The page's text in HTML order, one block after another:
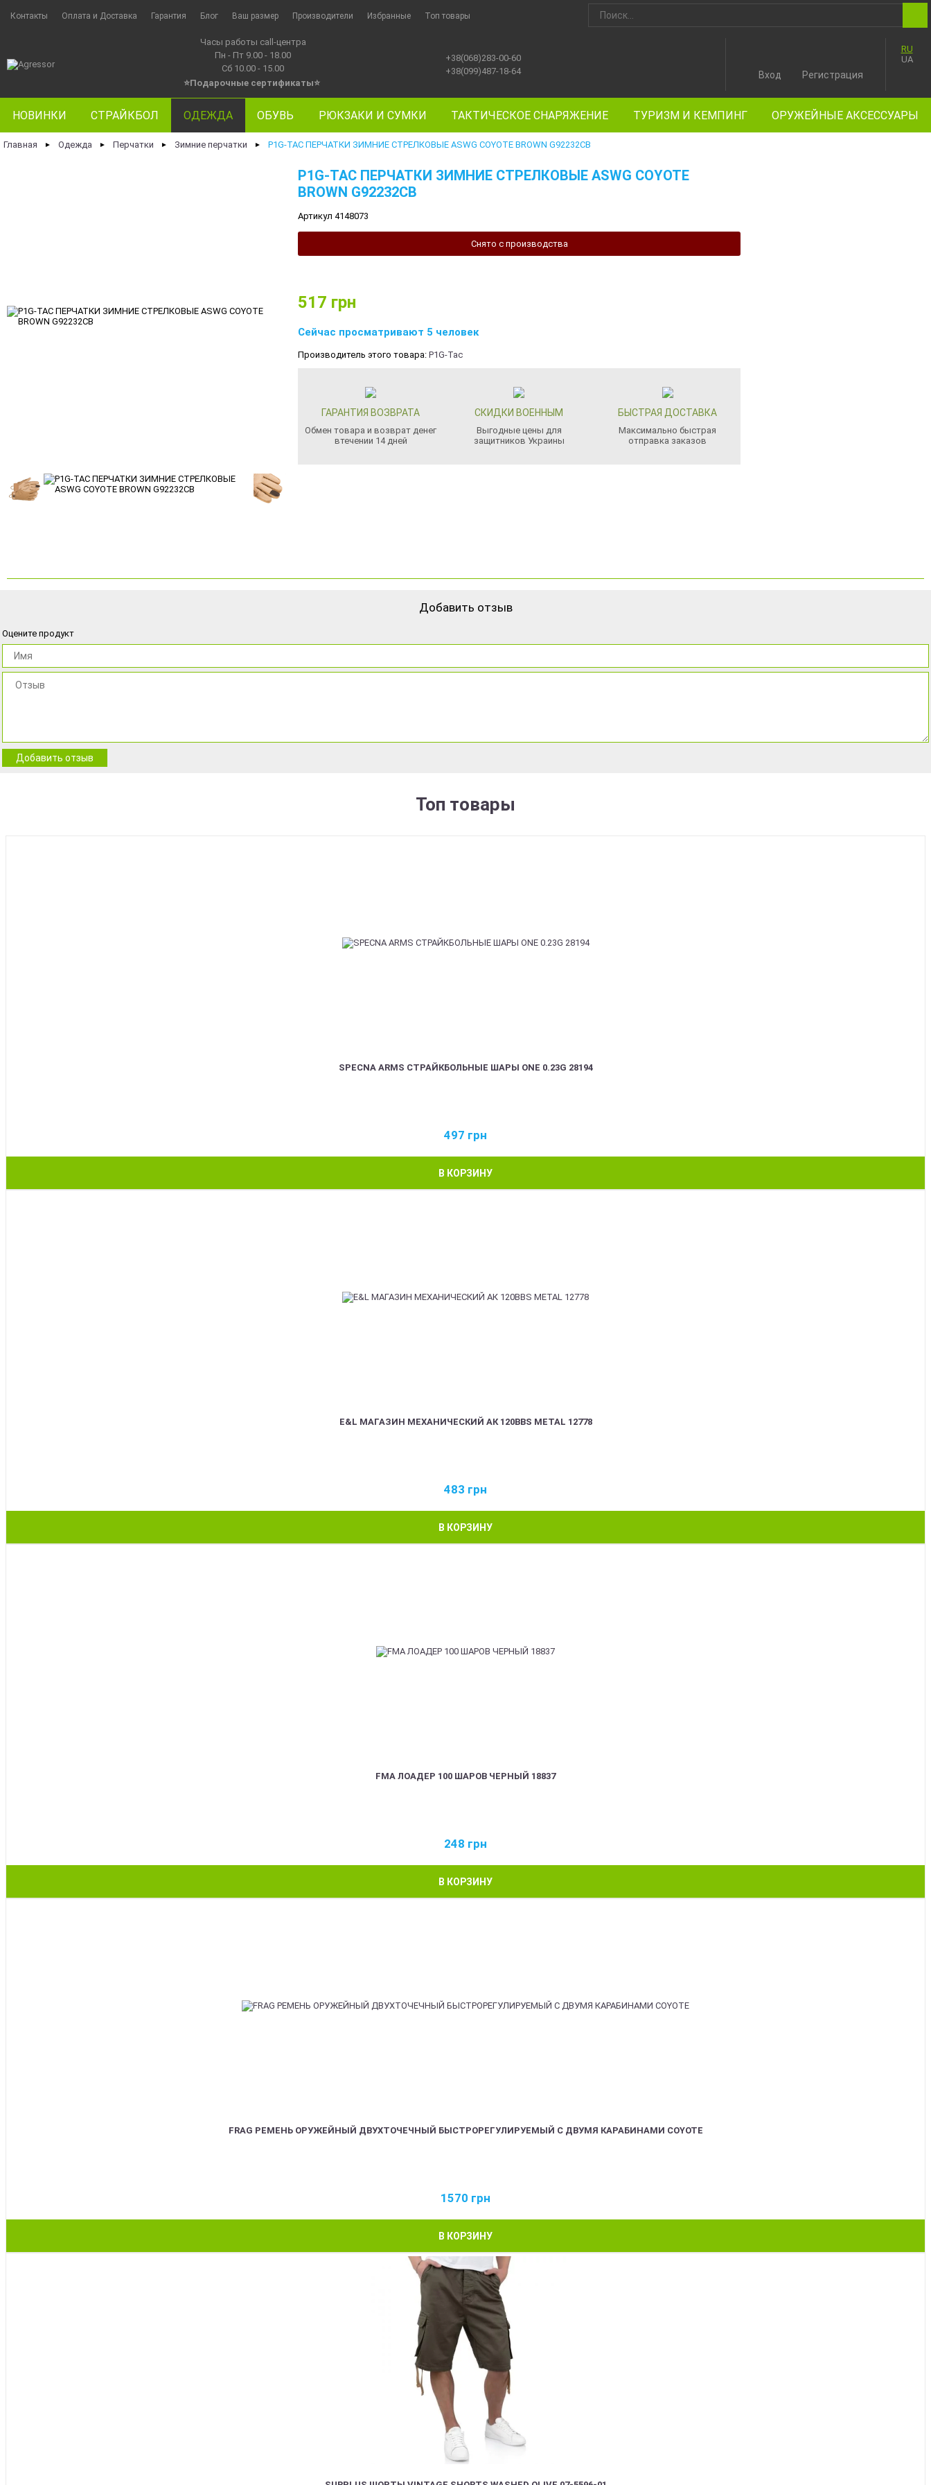
Контакты Оплата и Доставка Гарантия Блог Ваш размер Производители Избранные Топ товары
Часы работы call-центра
Пн - Пт 9.00 - 18.00
Сб 10.00 - 15.00
⭐Подарочные сертификаты⭐
+38(068)283-00-60
+38(099)487-18-64
RU
UA
Вход Регистрация
НОВИНКИ СТРАЙКБОЛ ОДЕЖДА ОБУВЬ РЮКЗАКИ И СУМКИ ТАКТИЧЕСКОЕ СНАРЯЖЕНИЕ ТУРИЗМ И КЕМПИНГ ОРУЖЕЙНЫЕ АКСЕССУАРЫ
Главная ► Одежда ► Перчатки ► Зимние перчатки ► P1G-TAC ПЕРЧАТКИ ЗИМНИЕ СТРЕЛКОВЫЕ ASWG COYOTE BROWN G92232CB
P1G-TAC ПЕРЧАТКИ ЗИМНИЕ СТРЕЛКОВЫЕ ASWG COYOTE
BROWN G92232CB
Артикул 4148073
Снято с производства
517 грн
Сейчас просматривают 5 человек
Производитель этого товара: P1G-Tac
ГАРАНТИЯ ВОЗВРАТА
Обмен товара и возврат денег
втечении 14 дней
СКИДКИ ВОЕННЫМ
Выгодные цены для
защитников Украины
БЫСТРАЯ ДОСТАВКА
Максимально быстрая
отправка заказов
Добавить отзыв
Оцените продукт
Добавить отзыв
Топ товары
SPECNA ARMS СТРАЙКБОЛЬНЫЕ ШАРЫ ONE 0.23G 28194
497 грн
В КОРЗИНУ
E&L МАГАЗИН МЕХАНИЧЕСКИЙ АК 120BBS METAL 12778
483 грн
В КОРЗИНУ
FMA ЛОАДЕР 100 ШАРОВ ЧЕРНЫЙ 18837
248 грн
В КОРЗИНУ
FRAG РЕМЕНЬ ОРУЖЕЙНЫЙ ДВУХТОЧЕЧНЫЙ БЫСТРОРЕГУЛИРУЕМЫЙ С ДВУМЯ КАРАБИНАМИ COYOTE
1570 грн
В КОРЗИНУ